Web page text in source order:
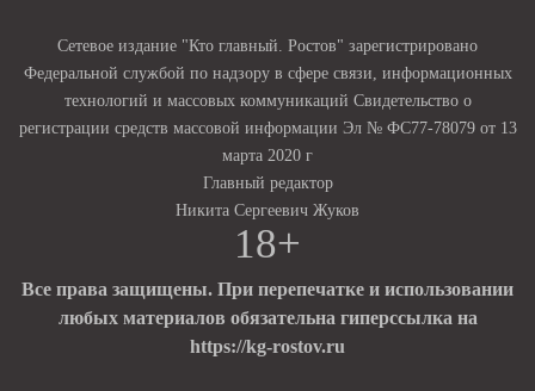
Сетевое издание "Кто главный. Ростов" зарегистрировано
Федеральной службой по надзору в сфере связи, информационных
технологий и массовых коммуникаций Свидетельство о
регистрации средств массовой информации Эл № ФС77-78079 от 13
марта 2020 г
Главный редактор
Никита Сергеевич Жуков
18+
Все права защищены. При перепечатке и использовании
любых материалов обязательна гиперссылка на
https://kg-rostov.ru